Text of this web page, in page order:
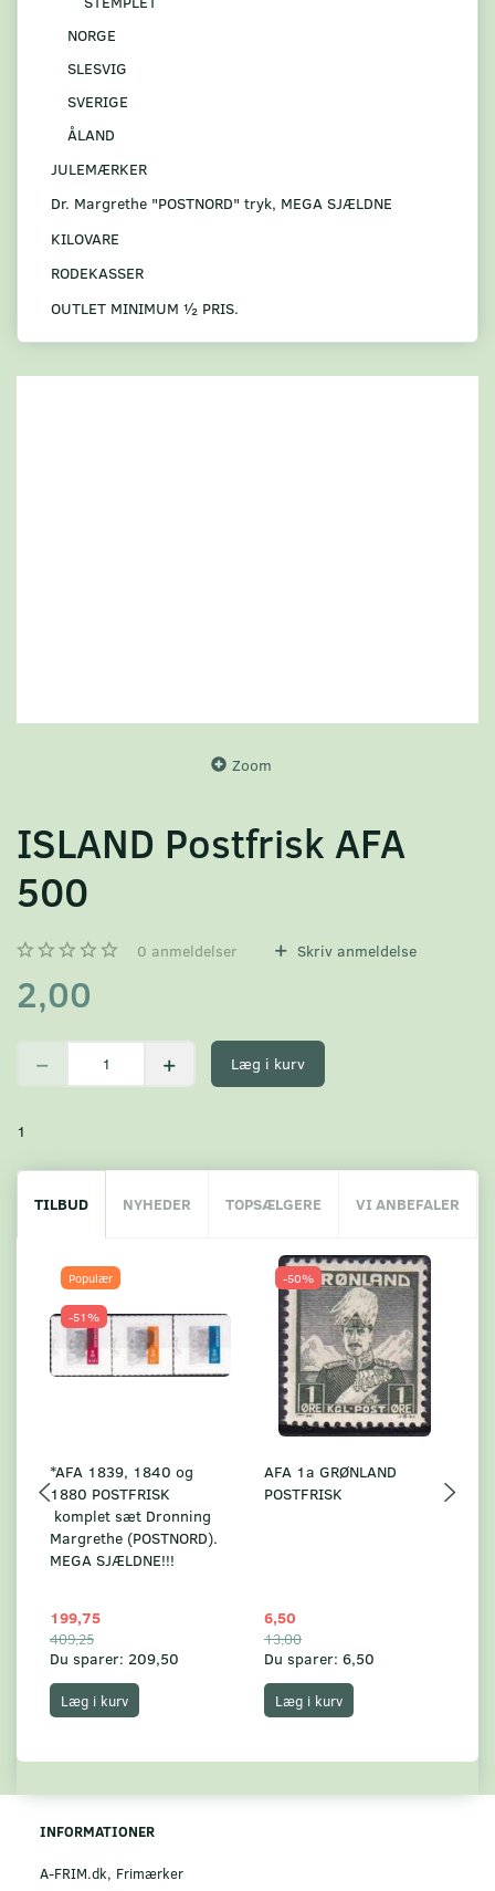
NORGE
SLESVIG
SVERIGE
ÅLAND
JULEMÆRKER
Dr. Margrethe "POSTNORD" tryk, MEGA SJÆLDNE
KILOVARE
RODEKASSER
OUTLET MINIMUM ½ PRIS.
Zoom
ISLAND Postfrisk AFA
500
0 anmeldelser Skriv anmeldelse
2,00
Læg i kurv
1
TILBUD NYHEDER TOPSÆLGERE VI ANBEFALER
Populær
-51%
*AFA 1839, 1840 og
1880 POSTFRISK
komplet sæt Dronning
Margrethe (POSTNORD).
MEGA SJÆLDNE!!!
199,75
409,25
Du sparer: 209,50
Læg i kurv
-50%
AFA 1a GRØNLAND
POSTFRISK
6,50
13,00
Du sparer: 6,50
Læg i kurv
INFORMATIONER
A-FRIM.dk, Frimærker